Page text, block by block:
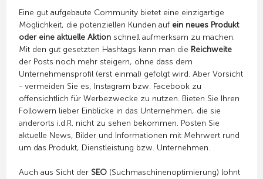
Eine gut aufgebaute Community bietet eine einzigartige
Möglichkeit, die potenziellen Kunden auf ein neues Produkt
oder eine aktuelle Aktionschnell aufmerksam zu machen.
Mit den gut gesetzten Hashtags kann man die Reichweite
der Posts noch mehr steigern, ohne dass dem
Unternehmensprofil (erst einmal) gefolgt wird. Aber Vorsicht
- vermeiden Sie es, Instagram bzw. Facebook zu
offensichtlich für Werbezwecke zu nutzen. Bieten Sie Ihren
Followern lieber Einblicke in das Unternehmen, die sie
anderorts i.d.R. nicht zu sehen bekommen. Posten Sie
aktuelle News, Bilder und Informationen mit Mehrwert rund
um das Produkt, Dienstleistung bzw. Unternehmen.
Auch aus Sicht der SEO(Suchmaschinenoptimierung) lohnt